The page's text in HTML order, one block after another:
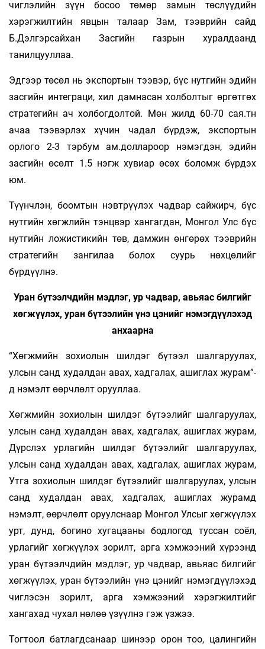
чиглэлийн зүүн босоо төмөр замын төслүүдийн
хэрэгжилтийн явцын талаар Зам, тээврийн сайд
Б.Дэлгэрсайхан Засгийн газрын хуралдаанд
танилцууллаа.
Эдгээр төсөл нь экспортын тээвэр, бүс нутгийн эдийн
засгийн интеграци, хил дамнасан холболтыг өргөтгөх
стратегийн ач холбогдолтой. Мөн жилд 60-70 сая.тн
ачаа тээвэрлэх хүчин чадал бүрдэж, экспортын
орлого 2-3 тэрбум ам.доллароор нэмэгдэн, эдийн
засгийн өсөлт 1.5 нэгж хувиар өсөх боломж бүрдэх
юм.
Түүнчлэн, боомтын нэвтрүүлэх чадвар сайжирч, бүс
нутгийн хөгжлийн тэнцвэр хангагдан, Монгол Улс бүс
нутгийн ложистикийн төв, дамжин өнгөрөх тээврийн
стратегийн зангилаа болох суурь нөхцөлийг
бүрдүүлнэ.
Уран бүтээлчдийн мэдлэг, ур чадвар, авьяас билгийг
хөгжүүлэх, уран бүтээлийн үнэ цэнийг нэмэгдүүлэхэд
анхаарна
“Хөгжмийн зохиолын шилдэг бүтээл шалгаруулах,
улсын санд худалдан авах, хадгалах, ашиглах журам”-
д нэмэлт өөрчлөлт орууллаа.
Хөгжмийн зохиолын шилдэг бүтээлийг шалгаруулах,
улсын санд худалдан авах, хадгалах, ашиглах журам,
Дүрслэх урлагийн шилдэг бүтээлийг шалгаруулах,
улсын санд худалдан авах, хадгалах, ашиглах журам,
Утга зохиолын шилдэг бүтээлийг шалгаруулах, улсын
санд худалдан авах, хадгалах, ашиглах журамд
нэмэлт, өөрчлөлт оруулснаар Монгол Улсыг хөгжүүлэх
урт, дунд, богино хугацааны бодлогод туссан соёл,
урлагийг хөгжүүлэх зорилт, арга хэмжээний хүрээнд
уран бүтээлчдийн мэдлэг, ур чадвар, авьяас билгийг
хөгжүүлэх, уран бүтээлийн үнэ цэнийг нэмэгдүүлэхэд
чиглэсэн зорилт, арга хэмжээний хэрэгжилтийг
хангахад чухал нөлөө үзүүлнэ гэж үзжээ.
Тогтоол батлагдсанаар шинээр орон тоо, цалингийн